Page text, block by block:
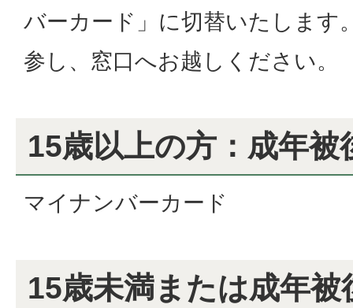
バーカード」に切替いたします
参し、窓口へお越しください。
15歳以上の方：成年被
マイナンバーカード
15歳未満または成年被